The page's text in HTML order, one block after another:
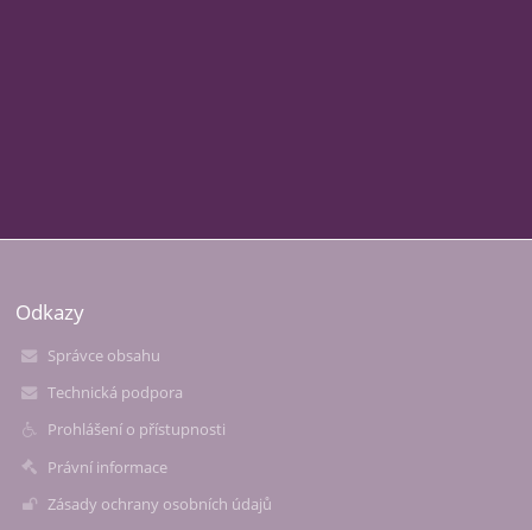
Odkazy
Správce obsahu
Technická podpora
Prohlášení o přístupnosti
Právní informace
Zásady ochrany osobních údajů